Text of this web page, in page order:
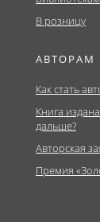
В розницу
АВТОРАМ
Как стать
Книга
дальше?
Авторская
Премия